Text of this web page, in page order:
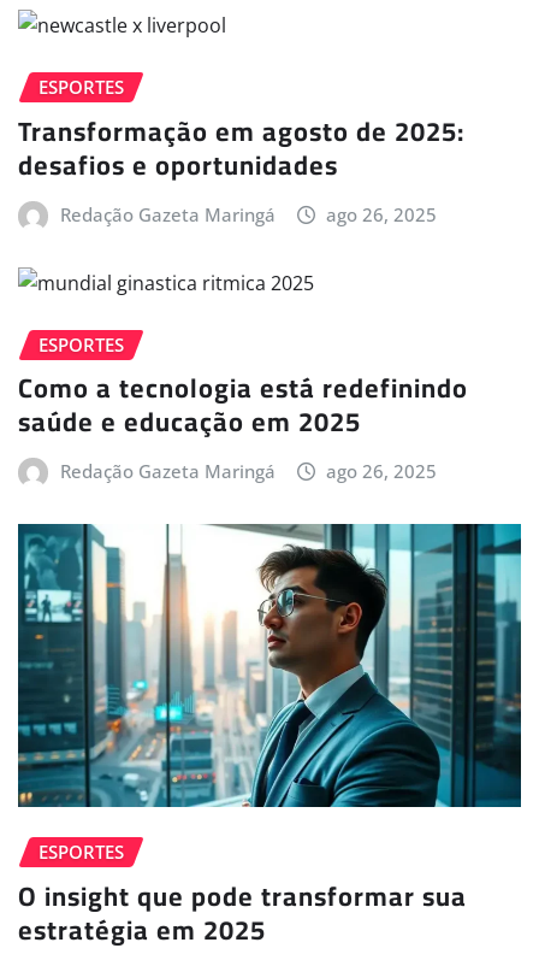
ESPORTES
Transformação em agosto de 2025:
desafios e oportunidades
Redação Gazeta Maringá ago 26, 2025
ESPORTES
Como a tecnologia está redefinindo
saúde e educação em 2025
Redação Gazeta Maringá ago 26, 2025
ESPORTES
O insight que pode transformar sua
estratégia em 2025